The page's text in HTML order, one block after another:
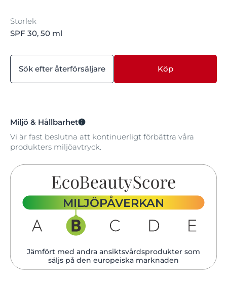
Storlek
SPF 30, 50 ml
Sök efter återförsäljare Köp
Miljö & Hållbarhet
Vi är fast beslutna att kontinuerligt förbättra våra
produkters miljöavtryck.
MILJÖPÅVERKAN
Jämfört med andra ansiktsvårdsprodukter som
säljs på den europeiska marknaden